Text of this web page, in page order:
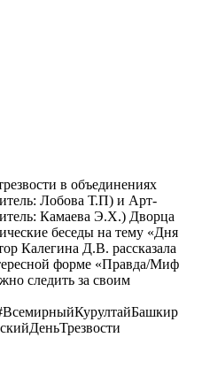
в объединениях
Лобова Т.П) и Арт-
Камаева Э.Х.) Дворца
беседы на тему «Дня
Калегина Д.В. рассказала
форме «Правда/Миф
следить за своим